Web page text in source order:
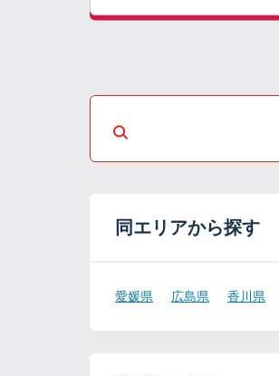
同エリアから探す
愛媛県 広島県 香川県